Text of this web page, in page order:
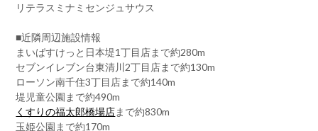
リテラスミナミセンジュサウス
■近隣周辺施設情報
まいばすけっと日本堤1丁目店まで約280m
セブンイレブン台東清川2丁目店まで約130m
ローソン南千住3丁目店まで約140m
堤児童公園まで約490m
くすりの福太郎橋場店まで約830m
玉姫公園まで約170m